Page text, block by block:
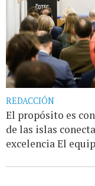
REDACCIÓN
El propósito es
de las islas
excelencia El